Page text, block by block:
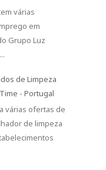
várias
em
Grupo Luz
de Limpeza
- Portugal
várias ofertas de
de limpeza